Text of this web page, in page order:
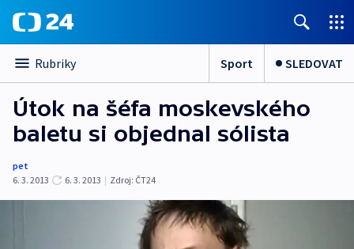
Rubriky Sport SLEDOVAT
Útok na šéfa moskevského
baletu si objednal sólista
pet
6. 3. 2013
6. 3. 2013 | Zdroj: ČT24